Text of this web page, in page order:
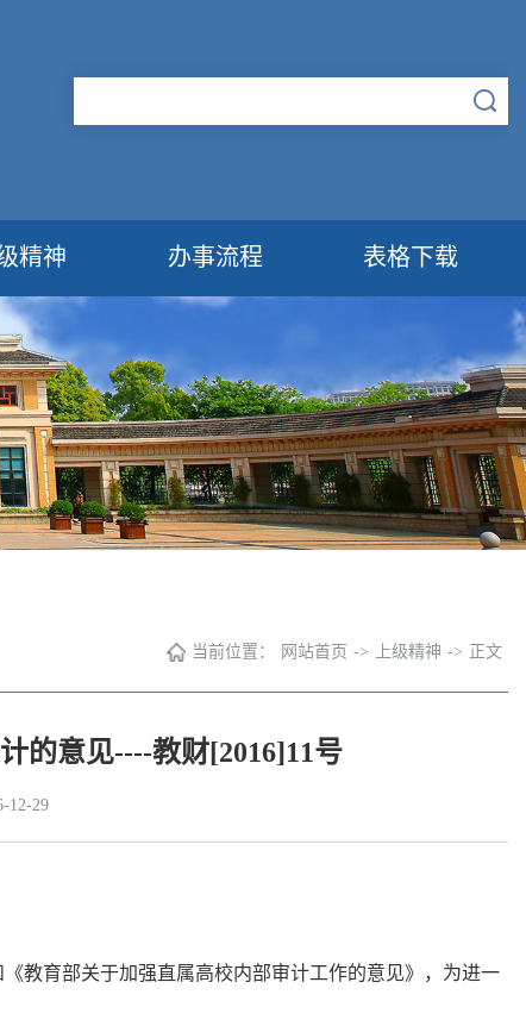
精神 办事流程 表格下载
当前位置： 网站首页 -> 上级精神 -> 正文
的意见----教财[2016]11号
12-29
教育部关于加强直属高校内部审计工作的意见》，为进一